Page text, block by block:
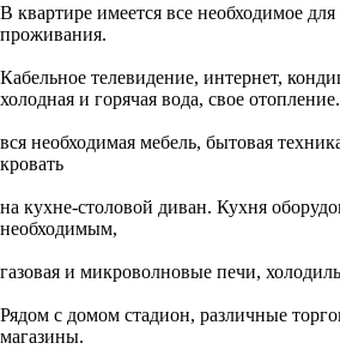
В квартире имеется все необходимое
проживания.
Кабельное телевидение, интернет,
холодная и горячая вода, свое
вся необходимая мебель, бытовая
кровать
на кухне-столовой диван. Кухня
необходимым,
газовая и микроволновые печи,
Рядом с домом стадион, различные
магазины.